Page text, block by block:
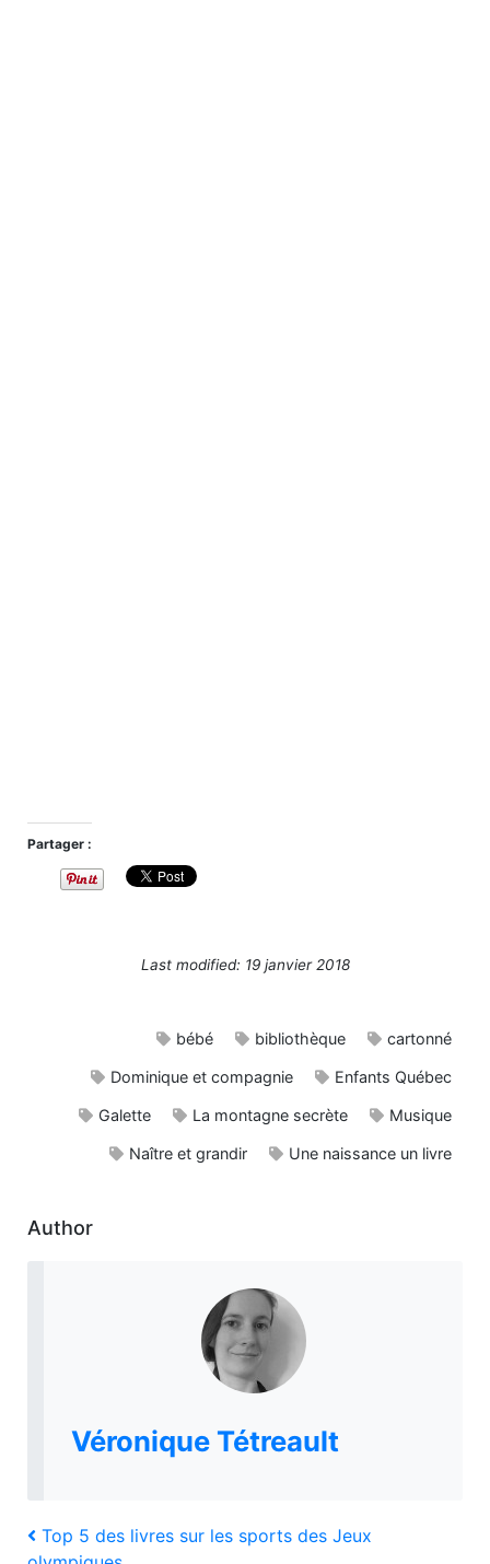
Partager :
Last modified: 19 janvier 2018
bébé bibliothèque cartonné
Dominique et compagnie Enfants Québec
Galette La montagne secrète Musique
Naître et grandir Une naissance un livre
Author
Véronique Tétreault
Navigation
Previous
Top 5 des livres sur les sports des Jeux